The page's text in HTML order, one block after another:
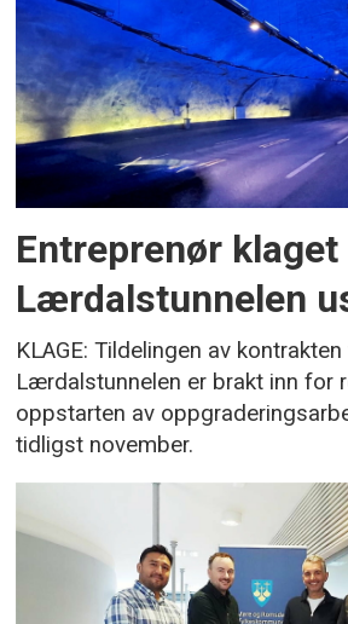
Entreprenør klaget
Lærdalstunnelen
KLAGE: Tildelingen av
Lærdalstunnelen er brakt inn for
oppstarten av
tidligst november.